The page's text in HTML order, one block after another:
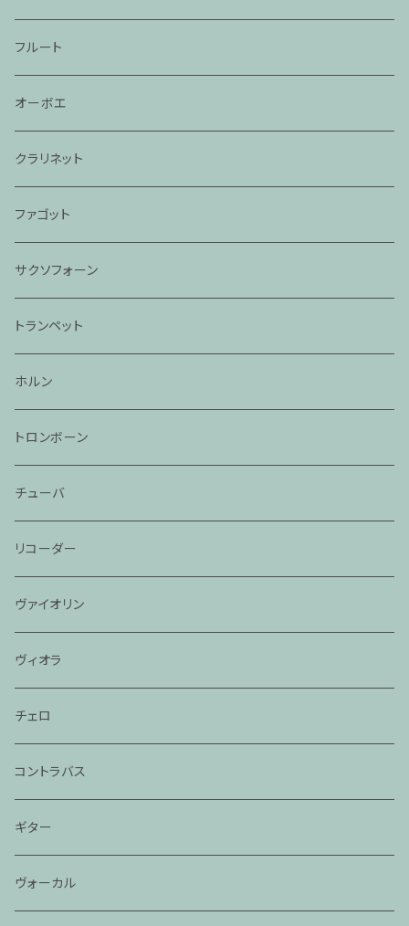
フルート
オーボエ
クラリネット
ファゴット
サクソフォーン
トランペット
ホルン
トロンボーン
チューバ
リコーダー
ヴァイオリン
ヴィオラ
チェロ
コントラバス
ギター
ヴォーカル